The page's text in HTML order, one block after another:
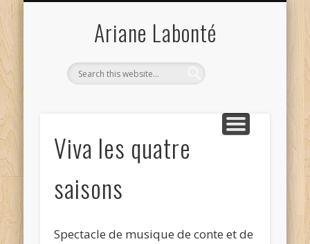
Ariane Labonté
Viva les quatre
saisons
Spectacle de musique de conte et de